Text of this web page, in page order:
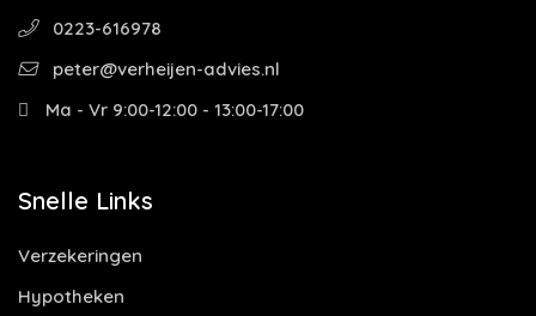
0223-616978
peter@verheijen-advies.nl
Ma - Vr 9:00-12:00 - 13:00-17:00
Snelle Links
Verzekeringen
Hypotheken